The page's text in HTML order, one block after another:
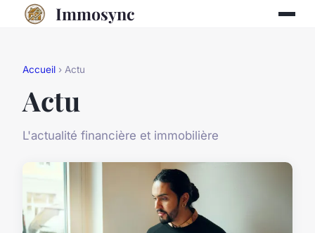
Immosync
Accueil › Actu
Actu
L'actualité financière et immobilière